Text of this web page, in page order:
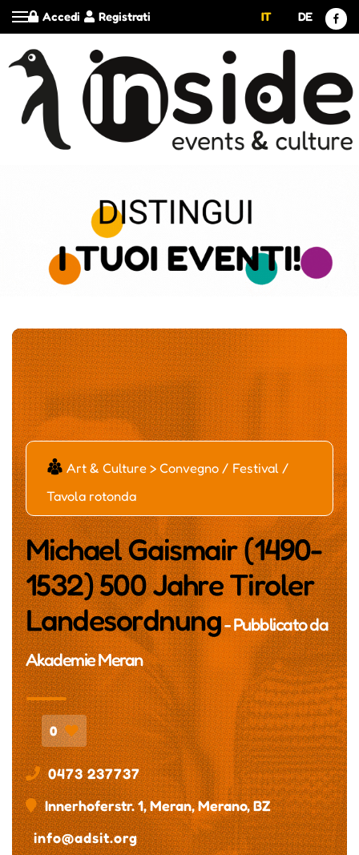
Registrati
Accedi IT DE
č Art & Culture > Convegno / Festival /
Tavola rotonda
Michael Gaismair (1490-
1532) 500 Jahre Tiroler
Landesordnung- Pubblicato da
Akademie Meran
0
0473 237737
Innerhoferstr. 1, Meran, Merano, BZ
info@adsit.org